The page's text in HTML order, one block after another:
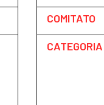
COMITATO
CATEGORIA